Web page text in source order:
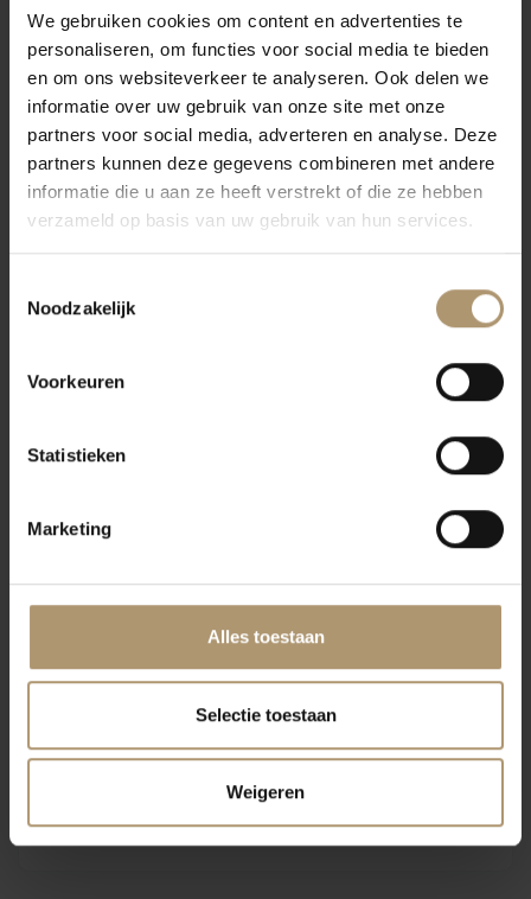
We gebruiken cookies om content en advertenties te
personaliseren, om functies voor social media te bieden
en om ons websiteverkeer te analyseren. Ook delen we
informatie over uw gebruik van onze site met onze
partners voor social media, adverteren en analyse. Deze
partners kunnen deze gegevens combineren met andere
informatie die u aan ze heeft verstrekt of die ze hebben
verzameld op basis van uw gebruik van hun services.
Noodzakelijk
Voorkeuren
Statistieken
Marketing
Alles toestaan
Selectie toestaan
Weigeren
geplukt, daarna volgt de maceratie op de schil om smaak en kleur
te extraheren.
Proefnotities
De kleur van deze wijn is robijnrood met oranje tinten. In de neus
intense en complexe aroma’s met tonen van rijp fruit en kruiden.
Een goede balans met subtiele tannines en een licht bittertje in
Eten & drinken
Deze wijn is heerlijk bij kruidige pasta’s, rood vlees en gerijpte